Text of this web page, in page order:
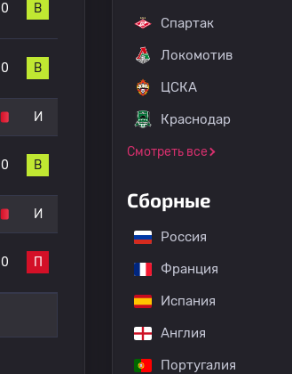
0 В
0 В
И
0 В
И
0 П
Спартак
Локомотив
ЦСКА
Краснодар
Смотреть все
Сборные
Россия
Франция
Испания
Англия
Португалия